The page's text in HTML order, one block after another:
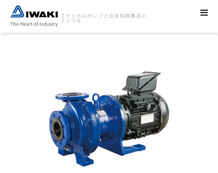
ケミカルポンプと流体制御機器の
イワキ